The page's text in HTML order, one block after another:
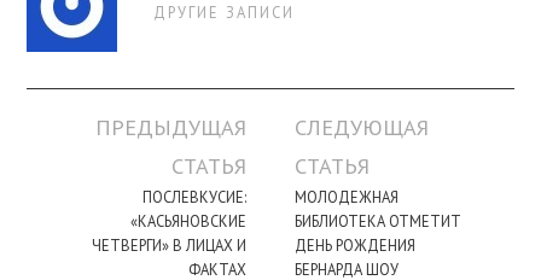
ДРУГИЕ ЗАПИСИ
Навигация
ПРЕДЫДУЩАЯ
СТАТЬЯ
ПОСЛЕВКУСИЕ:
«КАСЬЯНОВСКИЕ
ЧЕТВЕРГИ» В ЛИЦАХ И
ФАКТАХ
СЛЕДУЮЩАЯ
СТАТЬЯ
МОЛОДЕЖНАЯ
БИБЛИОТЕКА ОТМЕТИТ
ДЕНЬ РОЖДЕНИЯ
БЕРНАРДА ШОУ